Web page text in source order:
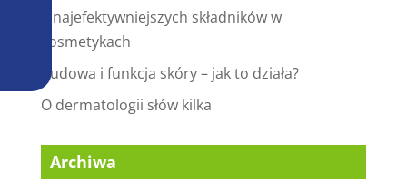
5 najefektywniejszych składników w
kosmetykach
Budowa i funkcja skóry – jak to działa?
O dermatologii słów kilka
Archiwa